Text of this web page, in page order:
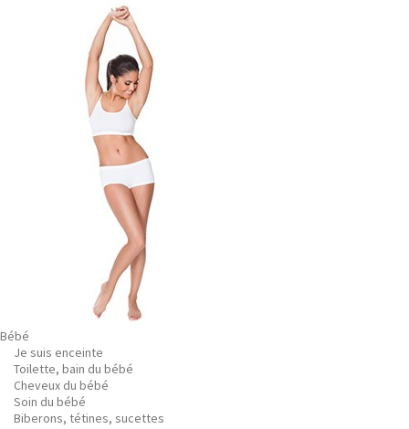
Bébé
Je suis enceinte
Toilette, bain du bébé
Cheveux du bébé
Soin du bébé
Biberons, tétines, sucettes